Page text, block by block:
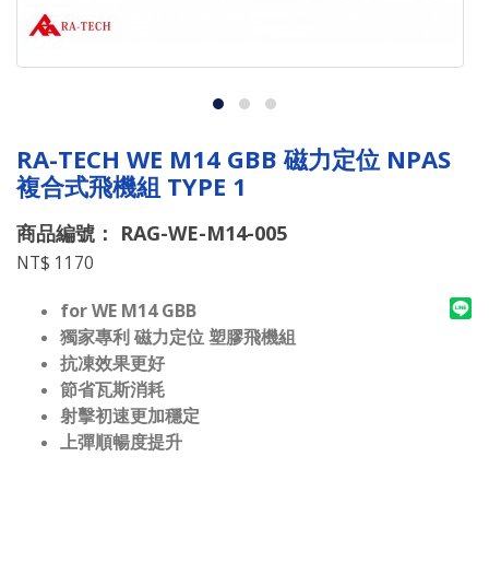
RA-TECH WE M14 GBB 磁力定位 NPAS
複合式飛機組 TYPE 1
商品編號： RAG-WE-M14-005
NT$ 1170
for WE M14 GBB
獨家專利 磁力定位 塑膠飛機組
抗凍效果更好
節省瓦斯消耗
射擊初速更加穩定
上彈順暢度提升